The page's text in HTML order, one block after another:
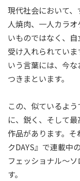
現代社会において
人焼肉、一人カラ
いものではなく、
受け入れられてい
いう言葉には、今
つきまといます。
この、似ているよ
に、鋭く、そして
作品があります。
クDAYS』で連載中
フェッショナル～
す。